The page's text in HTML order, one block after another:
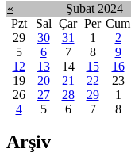
« Şubat 2024
Pzt
Sal Çar Per Cum
29
30 31 1 2
5
6 7 8 9
12
13 14 15 16
19
20 21 22 23
26
27 28 29 1
4
5 6 7 8
Arşiv